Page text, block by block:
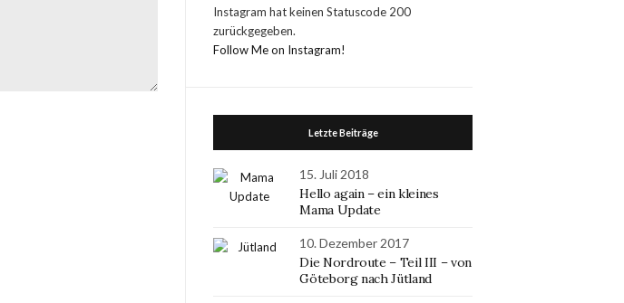
Instagram hat keinen Statuscode 200
zurückgegeben.
Follow Me on Instagram!
Letzte Beiträge
15. Juli 2018
Hello again – ein kleines
Mama Update
10. Dezember 2017
Die Nordroute – Teil III – von
Göteborg nach Jütland